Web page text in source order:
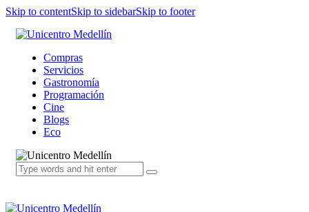
Skip to contentSkip to sidebarSkip to footer
Compras
Servicios
Gastronomía
Programación
Cine
Blogs
Eco